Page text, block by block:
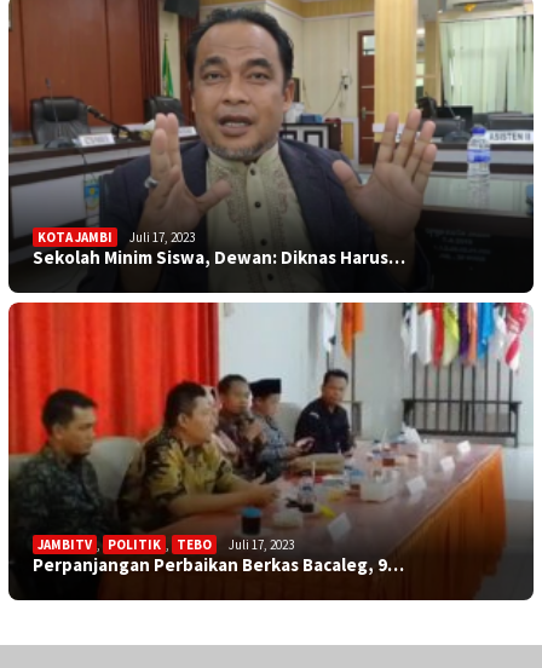
KOTA JAMBI Juli 17, 2023
Sekolah Minim Siswa, Dewan: Diknas Harus…
JAMBITV , POLITIK , TEBO Juli 17, 2023
Perpanjangan Perbaikan Berkas Bacaleg, 9…